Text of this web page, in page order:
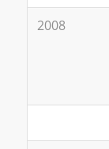
2008